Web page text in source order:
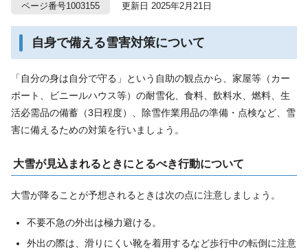
ページ番号1003155 更新日 2025年2月21日
自身で備える雪害対策について
「自分の身は自分で守る」という自助の観点から、家屋等（カー
ポート、ビニールハウス等）の耐雪化、食料、飲料水、燃料、生
活必需品の備蓄（3日程度）、除雪作業用品の準備・点検など、雪
害に備えるための対策を行いましょう。
大雪が見込まれるときにとるべき行動について
大雪が降ることが予想されるときは次の点に注意しましょう。
不要不急の外出は極力避ける。
外出の際は、滑りにくい靴を着用するなど歩行中の転倒に注意